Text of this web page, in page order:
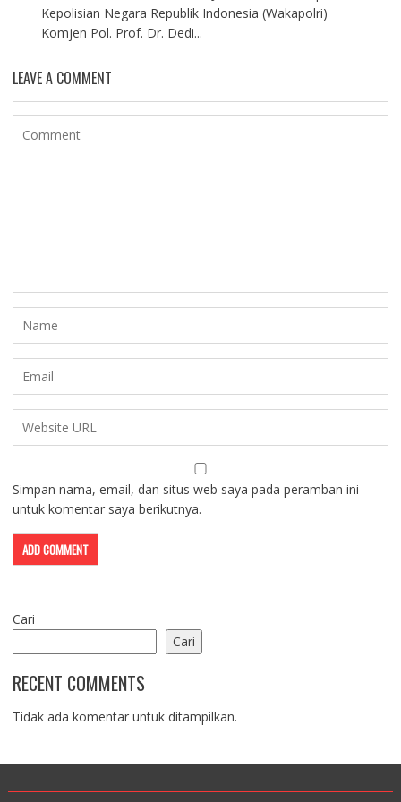
Kepolisian Negara Republik Indonesia (Wakapolri)
Komjen Pol. Prof. Dr. Dedi...
LEAVE A COMMENT
Simpan nama, email, dan situs web saya pada peramban ini
untuk komentar saya berikutnya.
Cari
Cari
RECENT COMMENTS
Tidak ada komentar untuk ditampilkan.